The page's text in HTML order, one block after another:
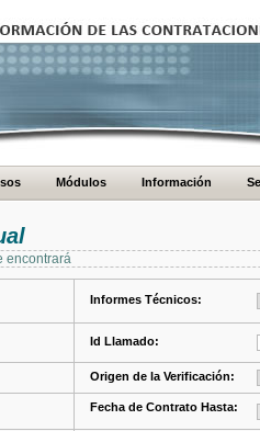
Módulos Información
encontrará
Informes Técnicos:
Id Llamado:
Origen de la Verificación:
Fecha de Contrato Hasta: